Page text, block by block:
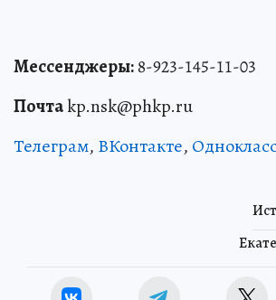
Мессенджеры:8-923-145-11-03
Почтаkp.nsk@phkp.ru
Телеграм, ВКонтакте,